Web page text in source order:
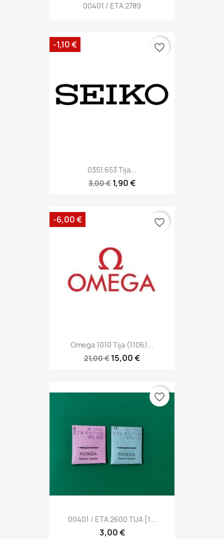
00401 / ETA 2789
0351.653 Tija...
3,00 € 1,90 €
-1,10 € favorite_border
Omega 1010 Tija (1106)...
21,00 € 15,00 €
-6,00 € favorite_border
00401 / ETA 2600 TIJA [1...
3,00 €
favorite_border